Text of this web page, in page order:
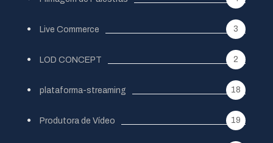
Live Commerce 3
LOD CONCEPT 2
plataforma-streaming 18
Produtora de Vídeo 19